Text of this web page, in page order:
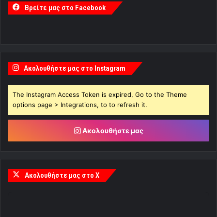
Βρείτε μας στο Facebook
Ακολουθήστε μας στο Instagram
The Instagram Access Token is expired, Go to the Theme
options page > Integrations, to to refresh it.
Ακολουθήστε μας
Ακολουθήστε μας στο X